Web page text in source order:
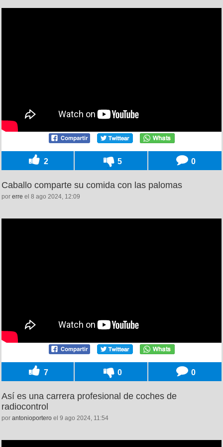
2 5 0
Caballo comparte su comida con las palomas
por erre el 8 ago 2024, 12:09
7 0 0
Así es una carrera profesional de coches de
radiocontrol
por antonioportero el 9 ago 2024, 11:54